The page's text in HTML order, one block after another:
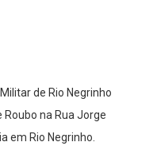
de Rio Negrinho
na Rua Jorge
em Rio Negrinho.